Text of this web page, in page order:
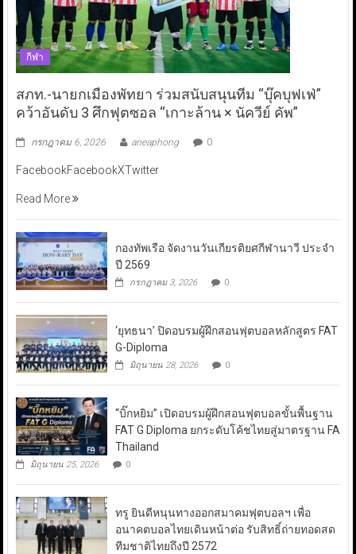
กีฬา
สภท.-นายกเมืองพัทยา ร่วมสนับสนุนทีม “บุ๊คบุฟเฟ่”
คว้าอันดับ 3 ศึกฟุตซอล “เกาะล้าน × นัควีย์ คัพ”
กรกฎาคม 6, 2026 aneaphong 0
FacebookFacebookXTwitter
Read More
กองทัพเรือ จัดงานวันเกียรติยศกีฬานาวี ประจำ
ปี 2569
กรกฎาคม 3, 2026 0
‘ยุทธนา’ ปิดอบรมผู้ฝึกสอนฟุตบอลหลักสูตร FAT
G-Diploma
มิถุนายน 28, 2026 0
“บิ๊กหยิม” เปิดอบรมผู้ฝึกสอนฟุตบอลขั้นพื้นฐาน
FAT G Diploma ยกระดับโค้ชไทยสู่มาตรฐาน FA
Thailand
มิถุนายน 25, 2026 0
ทรู ยินดีหนุนทางออกสมาคมฟุตบอลฯ เพื่อ
อนาคตบอลไทยเดินหน้าต่อ รับสิทธิ์ถ่ายทอดสด
ทีมชาติไทยถึงปี 2572